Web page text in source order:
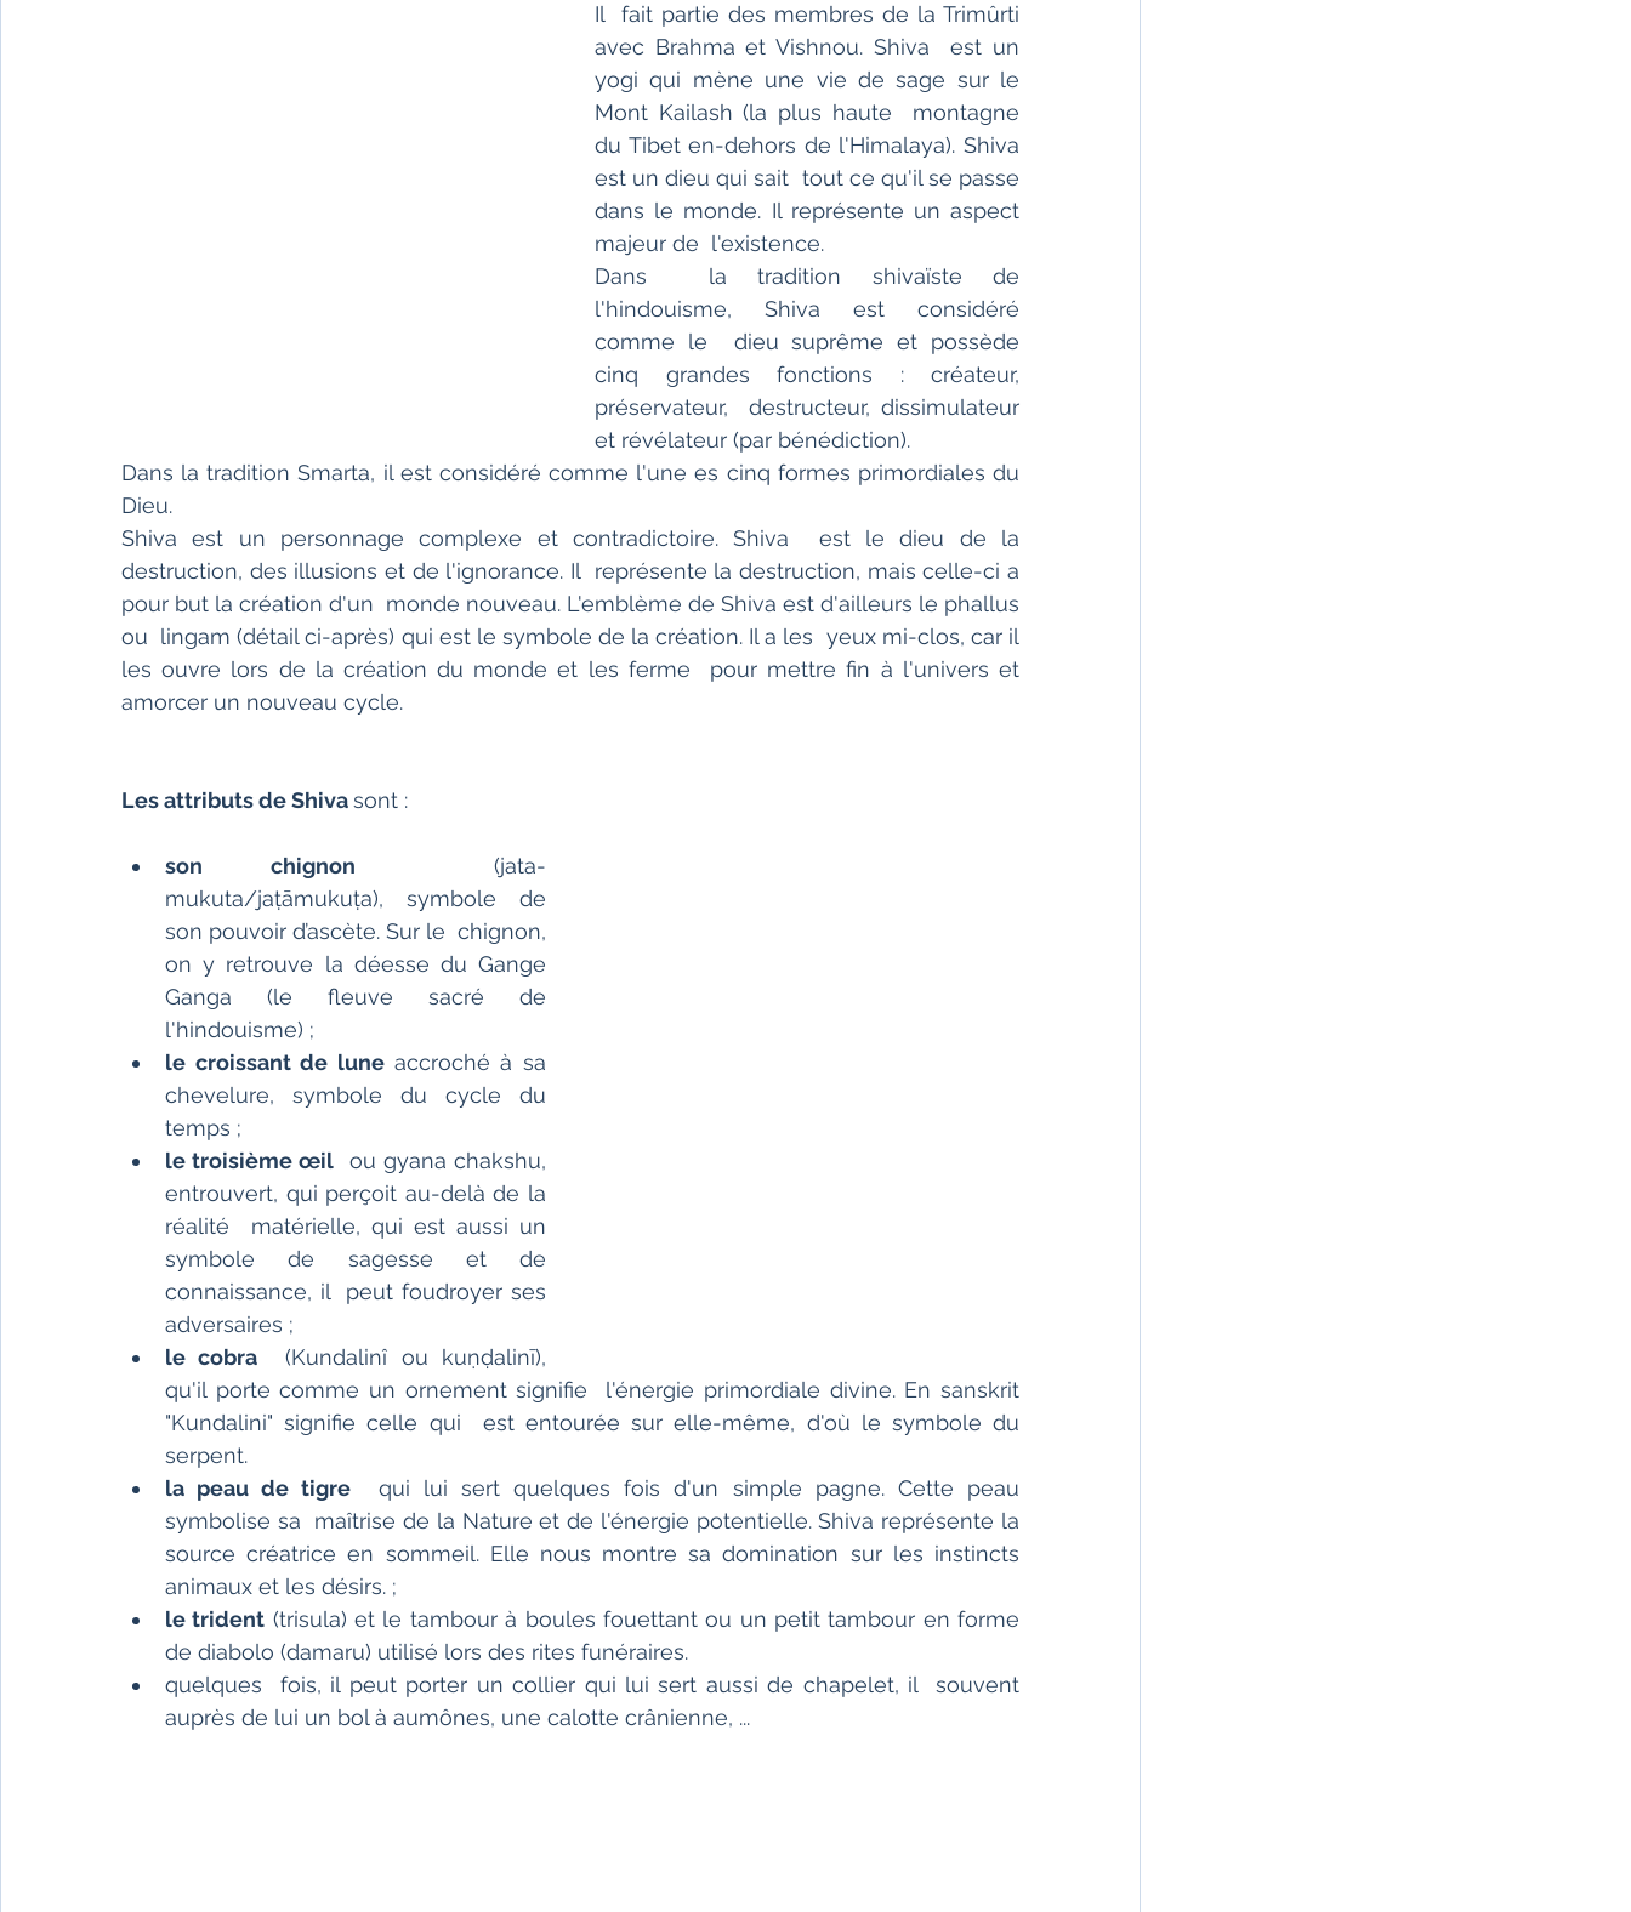
Il  fait partie des membres de la Trimûrti
avec Brahma et Vishnou. Shiva  est un
yogi qui mène une vie de sage sur le
Mont Kailash (la plus haute  montagne
du Tibet en-dehors de l'Himalaya). Shiva
est un dieu qui sait  tout ce qu'il se passe
dans le monde. Il représente un aspect
majeur de  l'existence.
Dans  la tradition shivaïste de
l'hindouisme, Shiva est considéré
comme le  dieu suprême et possède
cinq grandes fonctions : créateur,
préservateur,  destructeur, dissimulateur
et révélateur (par bénédiction).
Dans la tradition Smarta, il est considéré comme l'une es cinq formes primordiales du
Dieu.
Shiva est un personnage complexe et contradictoire. Shiva  est le dieu de la
destruction, des illusions et de l'ignorance. Il  représente la destruction, mais celle-ci a
pour but la création d'un  monde nouveau. L'emblème de Shiva est d'ailleurs le phallus
ou  lingam (détail ci-après) qui est le symbole de la création. Il a les  yeux mi-clos, car il
les ouvre lors de la création du monde et les ferme  pour mettre fin à l'univers et
amorcer un nouveau cycle.
Les attributs de Shiva sont :
son chignon
  (jata-
mukuta/jaṭāmukuṭa), symbole de
son pouvoir d’ascète. Sur le  chignon,
on y retrouve la déesse du Gange
Ganga (le fleuve sacré de
l'hindouisme) ;
le croissant de lune accroché à sa
chevelure, symbole du cycle du
temps ;
le troisième œil
  ou gyana chakshu,
entrouvert, qui perçoit au-delà de la
réalité  matérielle, qui est aussi un
symbole de sagesse et de
connaissance, il  peut foudroyer ses
adversaires ;
le cobra
  (Kundalinî ou kuṇḍalinī),
qu'il porte comme un ornement signifie  l'énergie primordiale divine. En sanskrit
"Kundalini" signifie celle qui  est entourée sur elle-même, d'où le symbole du
serpent.
la peau de tigre
  qui lui sert quelques fois d'un simple pagne. Cette peau
symbolise sa  maîtrise de la Nature et de l'énergie potentielle. Shiva représente la
source créatrice en sommeil. Elle nous montre sa domination sur les instincts
animaux et les désirs. ;
le trident (trisula) et le tambour à boules fouettant ou un petit tambour en forme
de diabolo (damaru) utilisé lors des rites funéraires.
quelques  fois, il peut porter un collier qui lui sert aussi de chapelet, il  souvent
auprès de lui un bol à aumônes, une calotte crânienne, ...